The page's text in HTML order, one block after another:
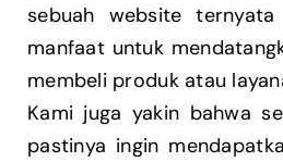
sebuah website
manfaat untuk
membeli produk atau
Kami juga yakin bahwa
pastinya ingin